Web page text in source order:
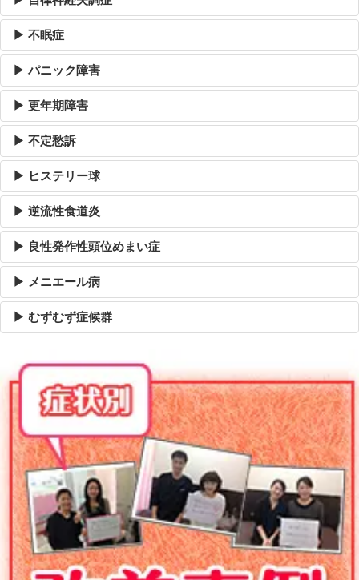
▶ 不眠症
▶ パニック障害
▶ 更年期障害
▶ 不定愁訴
▶ ヒステリー球
▶ 逆流性食道炎
▶ 良性発作性頭位めまい症
▶ メニエール病
▶ むずむず症候群